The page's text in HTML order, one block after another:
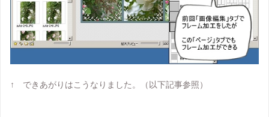
↑ できあがりはこうなりました。（以下記事参照）